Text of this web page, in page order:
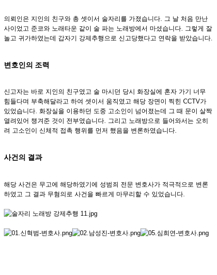
의뢰인은 지인의 친구와 총 셋이서 술자리를 가졌습니다. 그 날 처음 만난
사이었고 준코와 노래타운 같이 술 파는 노래방에서 마셨습니다. 그렇게 잘
놀고 귀가하였는데 갑자기 강제추행으로 신고당했다고 연락을 받았습니다.
변호인의 조력
신고자는 바로 지인의 친구였고 술 마시던 당시 화장실에 혼자 가기 너무
힘들다며 부축해달라고 하여 셋이서 움직였고 해당 장면이 찍힌 CCTV가
있었습니다. 화장실을 이용하던 도중 고소인이 넘어졌는데 그 때 문이 살짝
열려있어 챙겨준 것이 전부였습니다. 그리고 노래방으로 들어와서는 오히
려 고소인이 신체적 접촉 행위를 먼저 했음을 변론하였습니다.
사건의 결과
해당 사건은 무고에 해당하였기에 성범죄 전문 변호사가 적극적으로 변론
하였고 그 결과 무혐의로 사건을 빠르게 마무리할 수 있었습니다.